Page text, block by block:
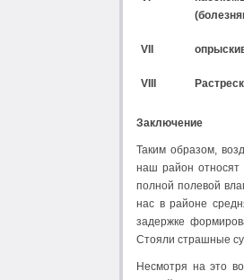
VII
VIII
Заключение
Таким образом,
наш район относят
полной полевой
нас в районе
задержке
Стояли страшные
Несмотря на это